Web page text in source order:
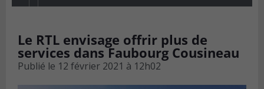
Le RTL envisage offrir plus de
services dans Faubourg Cousineau
Publié le 12 février 2021 à 12h02